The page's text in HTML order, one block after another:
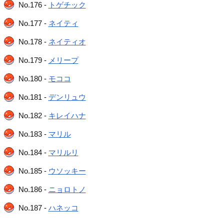
No.176 - トゲチック
No.177 - ネイティ
No.178 - ネイティオ
No.179 - メリープ
No.180 - モココ
No.181 - デンリュウ
No.182 - キレイハナ
No.183 - マリル
No.184 - マリルリ
No.185 - ウソッキー
No.186 - ニョロトノ
No.187 - ハネッコ